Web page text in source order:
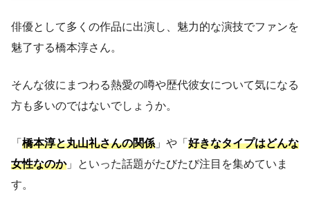
俳優として多くの作品に出演し、魅力的な演技でファンを
魅了する橋本淳さん。
そんな彼にまつわる熱愛の噂や歴代彼女について気になる
方も多いのではないでしょうか。
「 橋本淳と丸山礼さんの関係 」や「 好きなタイプはどんな
女性なのか」といった話題がたびたび注目を集めていま
す。